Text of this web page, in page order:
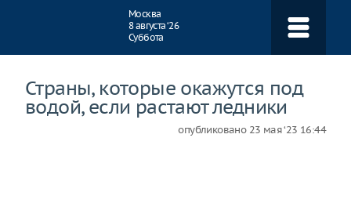
Москва
8 августа ‘26
Суббота
Страны, которые окажутся под
водой, если растают ледники
опубликовано 23 мая ‘23 16:44